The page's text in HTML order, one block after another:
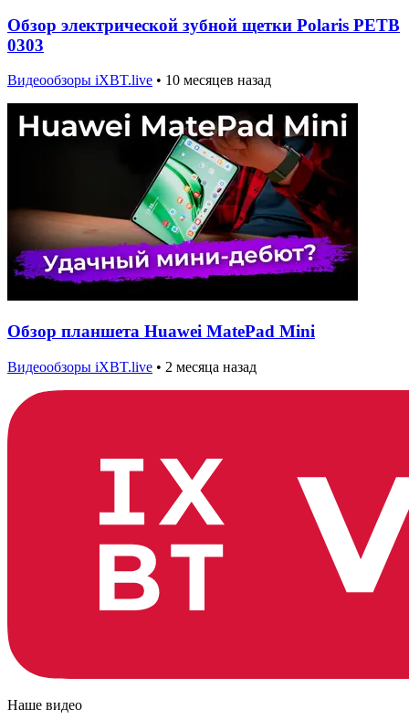
Обзор электрической зубной щетки Polaris PETB
0303
Видеообзоры iXBT.live • 10 месяцев назад
Обзор планшета Huawei MatePad Mini
Видеообзоры iXBT.live • 2 месяца назад
Наше видео